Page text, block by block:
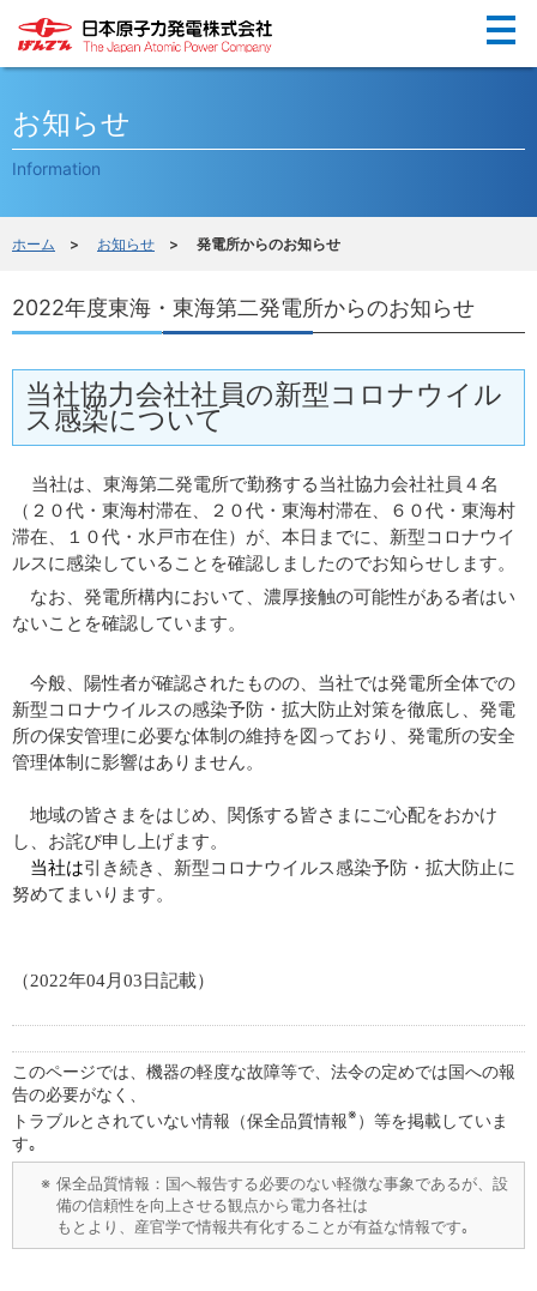
Menu
お知らせ
Information
ホーム > お知らせ > 発電所からのお知らせ
2022年度東海・東海第二発電所からのお知らせ
当社協力会社社員の新型コロナウイル
ス感染について
当社は、東海第二発電所で勤務する当社協力会社社員４名
（２０代・東海村滞在、２０代・東海村滞在、６０代・東海村
滞在、１０代・水戸市在住）が、本日までに、新型コロナウイ
ルスに感染していることを確認しましたのでお知らせします。
なお、発電所構内において、濃厚接触の可能性がある者はい
ないことを確認しています。
今般、陽性者が確認されたものの、当社では発電所全体での
新型コロナウイルスの感染予防・拡大防止対策を徹底し、発電
所の保安管理に必要な体制の維持を図っており、発電所の安全
管理体制に影響はありません。
地域の皆さまをはじめ、関係する皆さまにご心配をおかけ
し、お詫び申し上げます。
当社は引き続き、新型コロナウイルス感染予防・拡大防止に
努めてまいります。
（2022年04月03日記載）
このページでは、機器の軽度な故障等で、法令の定めでは国への報
告の必要がなく、
トラブルとされていない情報（保全品質情報※ ）等を掲載していま
す｡
※ 保全品質情報：国へ報告する必要のない軽微な事象であるが、設
備の信頼性を向上させる観点から電力各社は
もとより、産官学で情報共有化することが有益な情報です｡